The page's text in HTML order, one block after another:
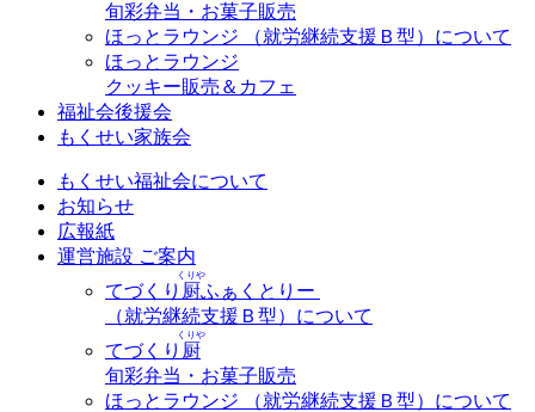
旬彩弁当・お菓子販売
ほっとラウンジ （就労継続支援Ｂ型）について
ほっとラウンジ
クッキー販売＆カフェ
福祉会後援会
もくせい家族会
もくせい福祉会について
お知らせ
広報紙
運営施設 ご案内
てづくり 厨
くりや
ふぁくとりー
（就労継続支援Ｂ型）について
てづくり 厨
くりや
旬彩弁当・お菓子販売
ほっとラウンジ （就労継続支援Ｂ型）について